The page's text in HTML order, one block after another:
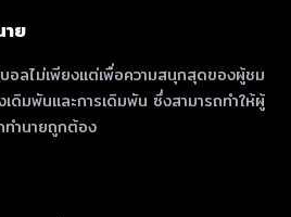
ย
อลไม่เพียงแต่เพื่อความสนุกสุดของผู้ชม
ดิมพันและการเดิมพัน ซึ่งสามารถทำให้ผู้
ทำนายถูกต้อง